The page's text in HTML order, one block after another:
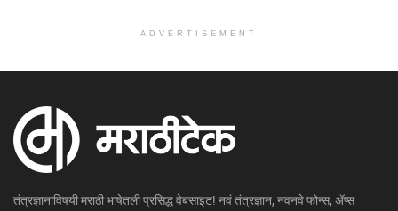
ADVERTISEMENT
तंत्रज्ञानाविषयी मराठी भाषेतली प्रसिद्ध वेबसाइट! नवं तंत्रज्ञान, नवनवे फोन्स, ॲप्स